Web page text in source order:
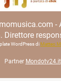
-
Direttore
WordPress di Matteo
Partner Mondotv24.it